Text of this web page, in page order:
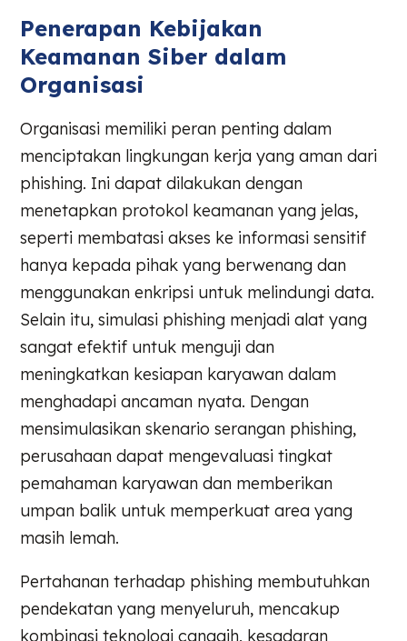
Penerapan Kebijakan
Keamanan Siber dalam
Organisasi
Organisasi memiliki peran penting dalam
menciptakan lingkungan kerja yang aman dari
phishing. Ini dapat dilakukan dengan
menetapkan protokol keamanan yang jelas,
seperti membatasi akses ke informasi sensitif
hanya kepada pihak yang berwenang dan
menggunakan enkripsi untuk melindungi data.
Selain itu, simulasi phishing menjadi alat yang
sangat efektif untuk menguji dan
meningkatkan kesiapan karyawan dalam
menghadapi ancaman nyata. Dengan
mensimulasikan skenario serangan phishing,
perusahaan dapat mengevaluasi tingkat
pemahaman karyawan dan memberikan
umpan balik untuk memperkuat area yang
masih lemah.
Pertahanan terhadap phishing membutuhkan
pendekatan yang menyeluruh, mencakup
kombinasi teknologi canggih, kesadaran